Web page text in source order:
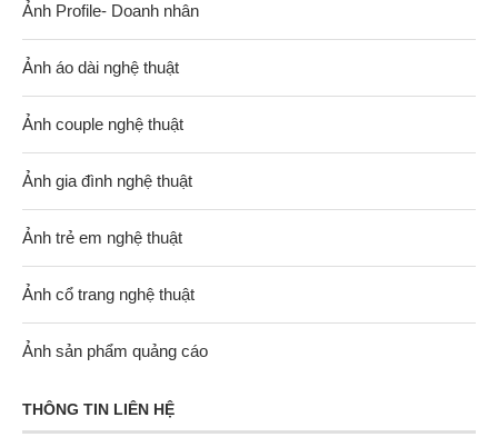
Ảnh Profile- Doanh nhân
Ảnh áo dài nghệ thuật
Ảnh couple nghệ thuật
Ảnh gia đình nghệ thuật
Ảnh trẻ em nghệ thuật
Ảnh cổ trang nghệ thuật
Ảnh sản phẩm quảng cáo
THÔNG TIN LIÊN HỆ